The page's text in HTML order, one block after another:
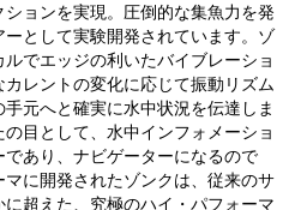
ョンを実現。圧倒的な集魚力を発
として実験開発されています。ゾ
でエッジの利いたバイブレーショ
レントの変化に応じて振動リズム
元へと確実に水中状況を伝達しま
目として、水中インフォメーショ
あり、ナビゲーターになるので
に開発されたゾンクは、従来のサ
超えた、究極のハイ・パフォーマ